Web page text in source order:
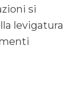
si
levigatura